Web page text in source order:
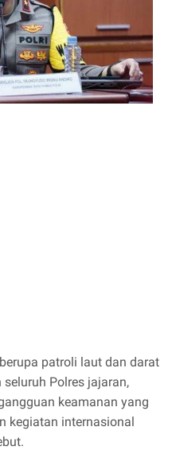
patroli laut dan darat
Polres jajaran,
keamanan yang
kegiatan internasional